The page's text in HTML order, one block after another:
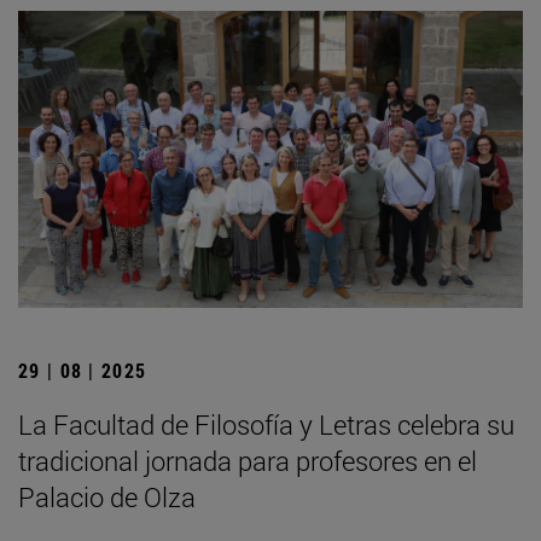
29 | 08 | 2025
La Facultad de Filosofía y Letras celebra su
tradicional jornada para profesores en el
Palacio de Olza